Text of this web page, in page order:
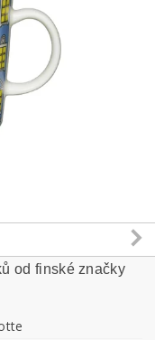
od finské značky